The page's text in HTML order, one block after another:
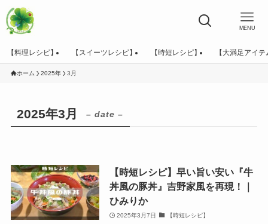
MENU
【料理レシピ】 【スイーツレシピ】 【時短レシピ】 【大満足アイテ
ホーム 2025年 3月
2025年3月 – date –
【時短レシピ】早い旨い安い『牛
丼風の豚丼』吉野家風を再現！｜
ひみりか
2025年3月7日 【時短レシピ】